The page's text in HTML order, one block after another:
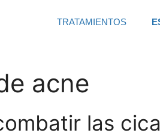
TRATAMIENTOS
acne
las